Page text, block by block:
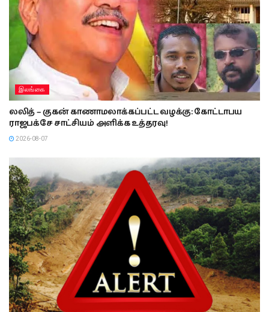
இலங்கை
லலித் – குகன் காணாமலாக்கப்பட்ட வழக்கு: கோட்டாபய
ராஜபக்சே சாட்சியம் அளிக்க உத்தரவு!
2026-08-07